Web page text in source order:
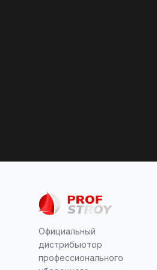
Официальный
дистрибьютор
профессионального